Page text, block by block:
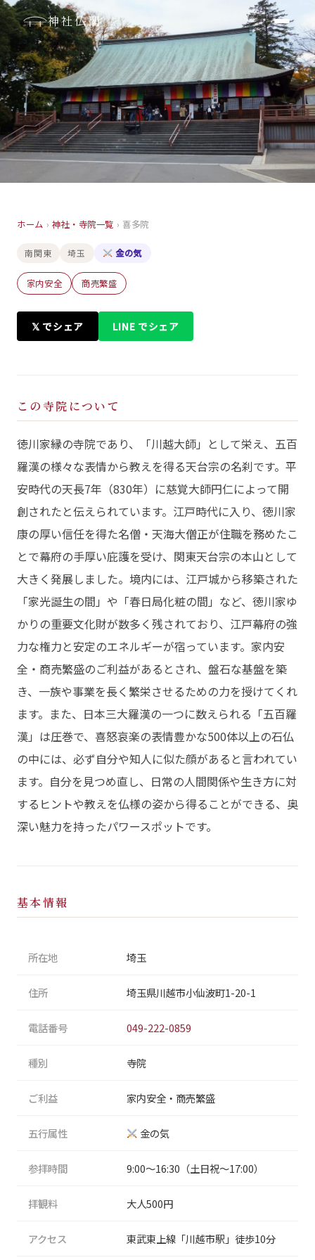
神社仏閣
喜多院
埼玉
ホーム › 神社・寺院一覧 › 喜多院
南関東 埼玉 金の気
家内安全 商売繁盛
𝕏 でシェア LINE でシェア
この寺院について
徳川家縁の寺院であり、「川越大師」として栄え、五百
羅漢の様々な表情から教えを得る天台宗の名刹です。平
安時代の天長7年（830年）に慈覚大師円仁によって開
創されたと伝えられています。江戸時代に入り、徳川家
康の厚い信任を得た名僧・天海大僧正が住職を務めたこ
とで幕府の手厚い庇護を受け、関東天台宗の本山として
大きく発展しました。境内には、江戸城から移築された
「家光誕生の間」や「春日局化粧の間」など、徳川家ゆ
かりの重要文化財が数多く残されており、江戸幕府の強
力な権力と安定のエネルギーが宿っています。家内安
全・商売繁盛のご利益があるとされ、盤石な基盤を築
き、一族や事業を長く繁栄させるための力を授けてくれ
ます。また、日本三大羅漢の一つに数えられる「五百羅
漢」は圧巻で、喜怒哀楽の表情豊かな500体以上の石仏
の中には、必ず自分や知人に似た顔があると言われてい
ます。自分を見つめ直し、日常の人間関係や生き方に対
するヒントや教えを仏様の姿から得ることができる、奥
深い魅力を持ったパワースポットです。
基本情報
所在地 埼玉
住所 埼玉県川越市小仙波町1-20-1
電話番号 049-222-0859
種別 寺院
ご利益 家内安全・商売繁盛
五行属性 金の気
参拝時間 9:00〜16:30（土日祝〜17:00）
拝観料 大人500円
アクセス 東武東上線「川越市駅」徒歩10分